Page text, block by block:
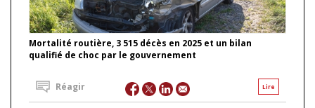
Mortalité routière, 3 515 décès en 2025 et un bilan
qualifié de choc par le gouvernement
Lire
Réagir